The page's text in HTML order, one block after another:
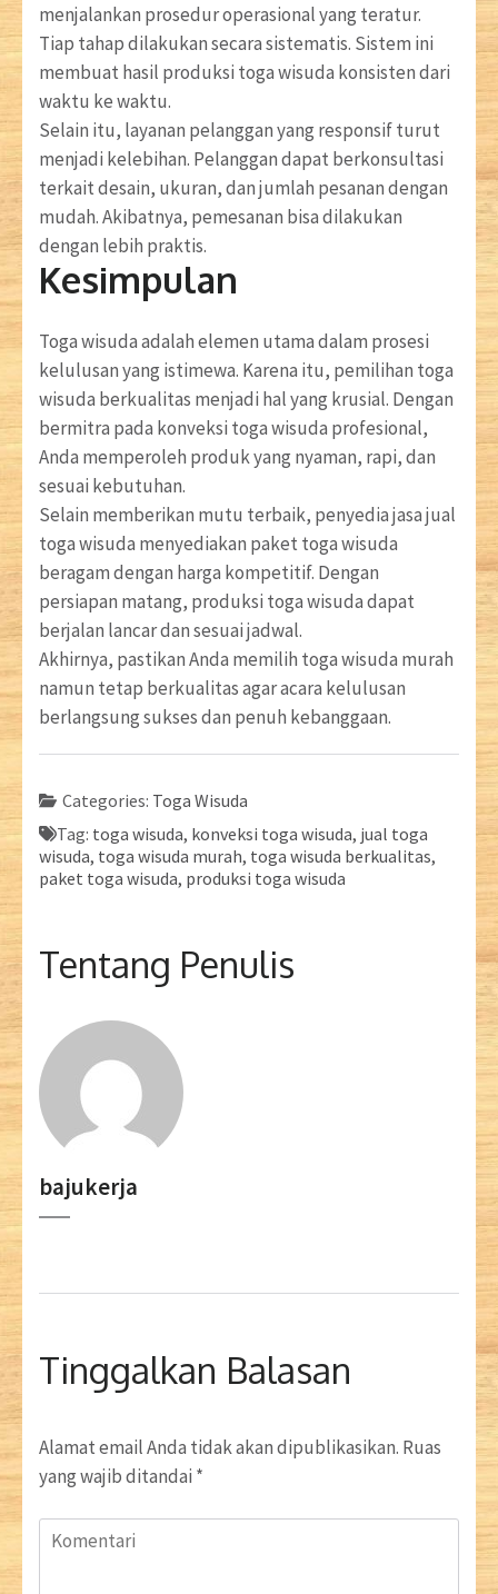
menjalankan prosedur operasional yang teratur.
Tiap tahap dilakukan secara sistematis. Sistem ini
membuat hasil produksi toga wisuda konsisten dari
waktu ke waktu.
Selain itu, layanan pelanggan yang responsif turut
menjadi kelebihan. Pelanggan dapat berkonsultasi
terkait desain, ukuran, dan jumlah pesanan dengan
mudah. Akibatnya, pemesanan bisa dilakukan
dengan lebih praktis.
Kesimpulan
Toga wisuda adalah elemen utama dalam prosesi
kelulusan yang istimewa. Karena itu, pemilihan toga
wisuda berkualitas menjadi hal yang krusial. Dengan
bermitra pada konveksi toga wisuda profesional,
Anda memperoleh produk yang nyaman, rapi, dan
sesuai kebutuhan.
Selain memberikan mutu terbaik, penyedia jasa jual
toga wisuda menyediakan paket toga wisuda
beragam dengan harga kompetitif. Dengan
persiapan matang, produksi toga wisuda dapat
berjalan lancar dan sesuai jadwal.
Akhirnya, pastikan Anda memilih toga wisuda murah
namun tetap berkualitas agar acara kelulusan
berlangsung sukses dan penuh kebanggaan.
Categories: Toga Wisuda
Tag: toga wisuda, konveksi toga wisuda, jual toga
wisuda, toga wisuda murah, toga wisuda berkualitas,
paket toga wisuda, produksi toga wisuda
Tentang Penulis
bajukerja
Tinggalkan Balasan
Alamat email Anda tidak akan dipublikasikan. Ruas
yang wajib ditandai *
Komentari